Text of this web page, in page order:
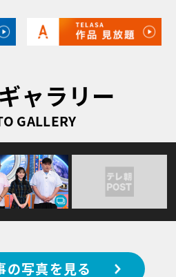
ャラリー
GALLERY
の写真を見る